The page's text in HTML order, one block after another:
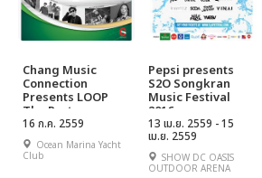
Chang Music
Connection
Presents LOOP
The Party
16 ก.ค. 2559
Ocean Marina Yacht
Club
Pepsi presents
S2O Songkran
Music Festival
2016
13 เม.ย. 2559 - 15
เม.ย. 2559
SHOW DC OASIS
OUTDOOR ARENA